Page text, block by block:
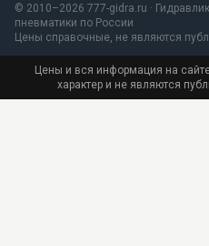
© 2010–2026 777-gidra.ru ·
пневматики по России
Цены справочные, не являются
Цены и вся информация на
характер и не являются